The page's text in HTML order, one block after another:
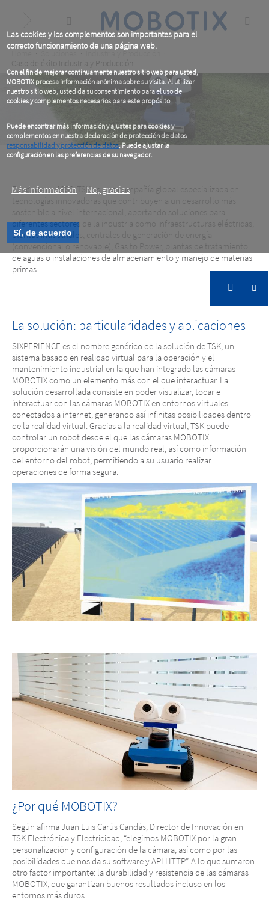
Las cookies y los complementos son importantes para el
correcto funcionamiento de una página web.
Con el fin de mejorar continuamente nuestro sitio web para usted,
MOBOTIX procesa información anónima sobre su visita. Al utilizar
nuestro sitio web, usted da su consentimiento para el uso de
cookies y complementos necesarios para este propósito.
Puede encontrar más información y ajustes para cookies y
complementos en nuestra declaración de protección de datos
responsabilidad y protección de datos. Puede ajustar la
configuración en las preferencias de su navegador.
Más información
No, gracias
Sí, de acuerdo
content
Breadcrumb
Industria y Producción
Caso de éxito Industria y Producción
TSK, España
El mundo virtual permite la acción real
TSK, España
El mundo virtual permite la acción real
Fundada en 1986, TSK es una compañía global especializada en
tecnologías innovadoras que contribuyen a un desarrollo más
sostenible a nivel internacional, aportando soluciones para
diferentes sectores de la industria como infraestructuras eléctricas,
plantas industriales, centrales de generación de energía
(convencional o renovable), Gas to Power, plantas de tratamiento
de aguas o instalaciones de almacenamiento y manejo de materias
primas.
La solución: particularidades y aplicaciones
SIXPERIENCE es el nombre genérico de la solución de TSK, un
sistema basado en realidad virtual para la operación y el
mantenimiento industrial en la que han integrado las cámaras
MOBOTIX como un elemento más con el que interactuar. La
solución desarrollada consiste en poder visualizar, tocar e
interactuar con las cámaras MOBOTIX en entornos virtuales
conectados a internet, generando así infinitas posibilidades dentro
de la realidad virtual. Gracias a la realidad virtual, TSK puede
controlar un robot desde el que las cámaras MOBOTIX
proporcionarán una visión del mundo real, así como información
del entorno del robot, permitiendo a su usuario realizar
operaciones de forma segura.
¿Por qué MOBOTIX?
Según afirma Juan Luis Carús Candás, Director de Innovación en
TSK Electrónica y Electricidad, “elegimos MOBOTIX por la gran
personalización y configuración de la cámara, así como por las
posibilidades que nos da su software y API HTTP”. A lo que sumaron
otro factor importante: la durabilidad y resistencia de las cámaras
MOBOTIX, que garantizan buenos resultados incluso en los
entornos más duros.